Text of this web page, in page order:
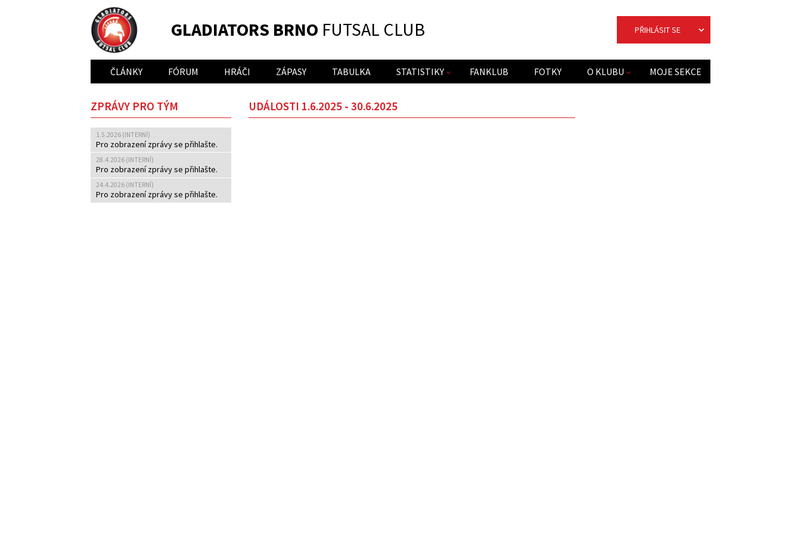
GLADIATORS BRNO FUTSAL CLUB PŘIHLÁSIT SE
ČLÁNKY FÓRUM HRÁČI ZÁPASY TABULKA STATISTIKY FANKLUB FOTKY O KLUBU MOJE SEKCE
UDÁLOSTI 1.6.2025 - 30.6.2025
ZPRÁVY PRO TÝM
1.5.2026 (INTERNÍ)
Pro zobrazení zprávy se přihlašte.
28.4.2026 (INTERNÍ)
Pro zobrazení zprávy se přihlašte.
24.4.2026 (INTERNÍ)
Pro zobrazení zprávy se přihlašte.